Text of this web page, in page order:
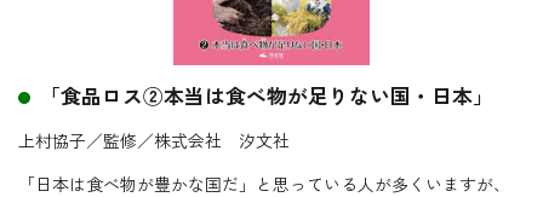
「食品ロス②本当は食べ物が足りない国・日本」
上村協子／監修／株式会社 汐文社
「日本は食べ物が豊かな国だ」と思っている人が多くいますが、